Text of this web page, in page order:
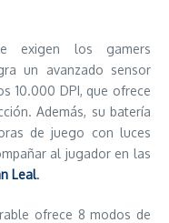
exigen los gamers
un avanzado sensor
10.000 DPI, que ofrece
Además, su batería
de juego con luces
al jugador en las
Leal.
ofrece 8 modos de